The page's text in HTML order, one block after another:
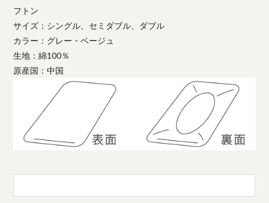
フトン
サイズ：シングル、セミダブル、ダブル
カラー：グレー・ベージュ
生地：綿100％
原産国：中国